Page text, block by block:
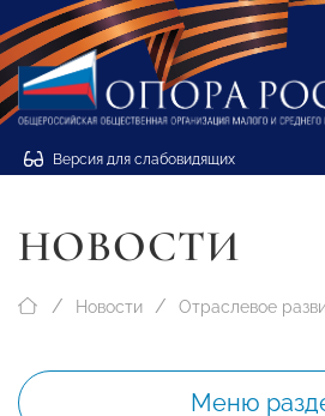
Версия для слабовидящих
НОВОСТИ
Новости Отраслевое
Меню